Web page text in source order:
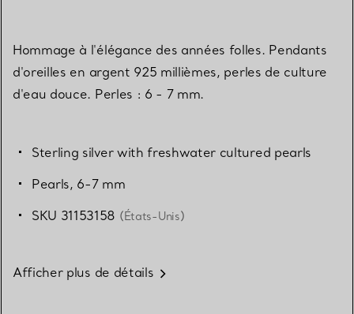
Hommage à l'élégance des années folles. Pendants
d'oreilles en argent 925 millièmes, perles de culture
d'eau douce. Perles : 6 - 7 mm.
Sterling silver with freshwater cultured pearls
Pearls, 6-7 mm
SKU 31153158 (États-Unis)
Afficher plus de détails